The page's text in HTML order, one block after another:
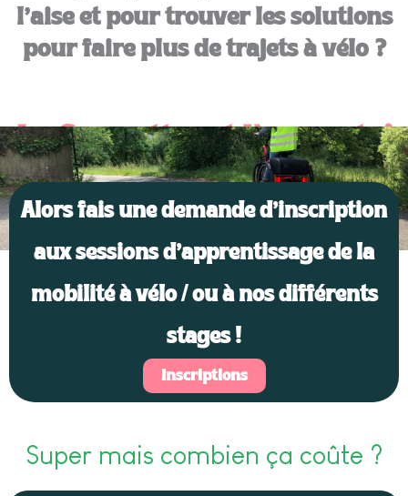
l’aise et pour trouver les solutions
pour faire plus de trajets à vélo ?
La Sonnette est là pour toi
!
Alors fais une demande d’inscription
aux sessions d’apprentissage de la
mobilité à vélo / ou à nos différents
stages !
Inscriptions
Super mais combien ça coûte ?​